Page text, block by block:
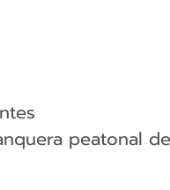
peatonal